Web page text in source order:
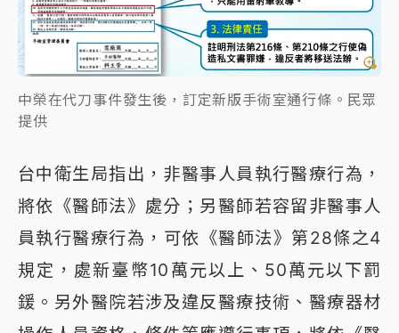
中榮在代刀事件發生後，訂定新版手術室通行條。民眾
提供
台中衛生局指出，非醫事人員執行醫療行為，
將依《醫師法》處分；另醫師若容留非醫事人
員執行醫療行為，可依《醫師法》第28條之4
規定，處新臺幣10萬元以上、50萬元以下罰
鍰。另外醫院若涉及違反醫療技術、醫療器材